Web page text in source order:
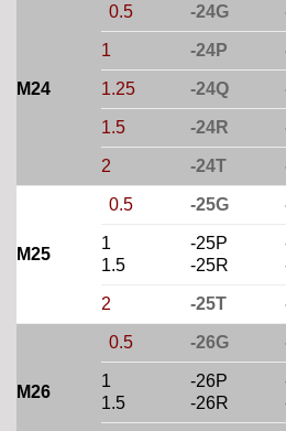
M24
0.5 -24G
1 -24P
1.25 -24Q
1.5 -24R
2 -24T
M25
0.5 -25G
1
1.5
-25P
-25R
2 -25T
M26
0.5 -26G
1
1.5
-26P
-26R